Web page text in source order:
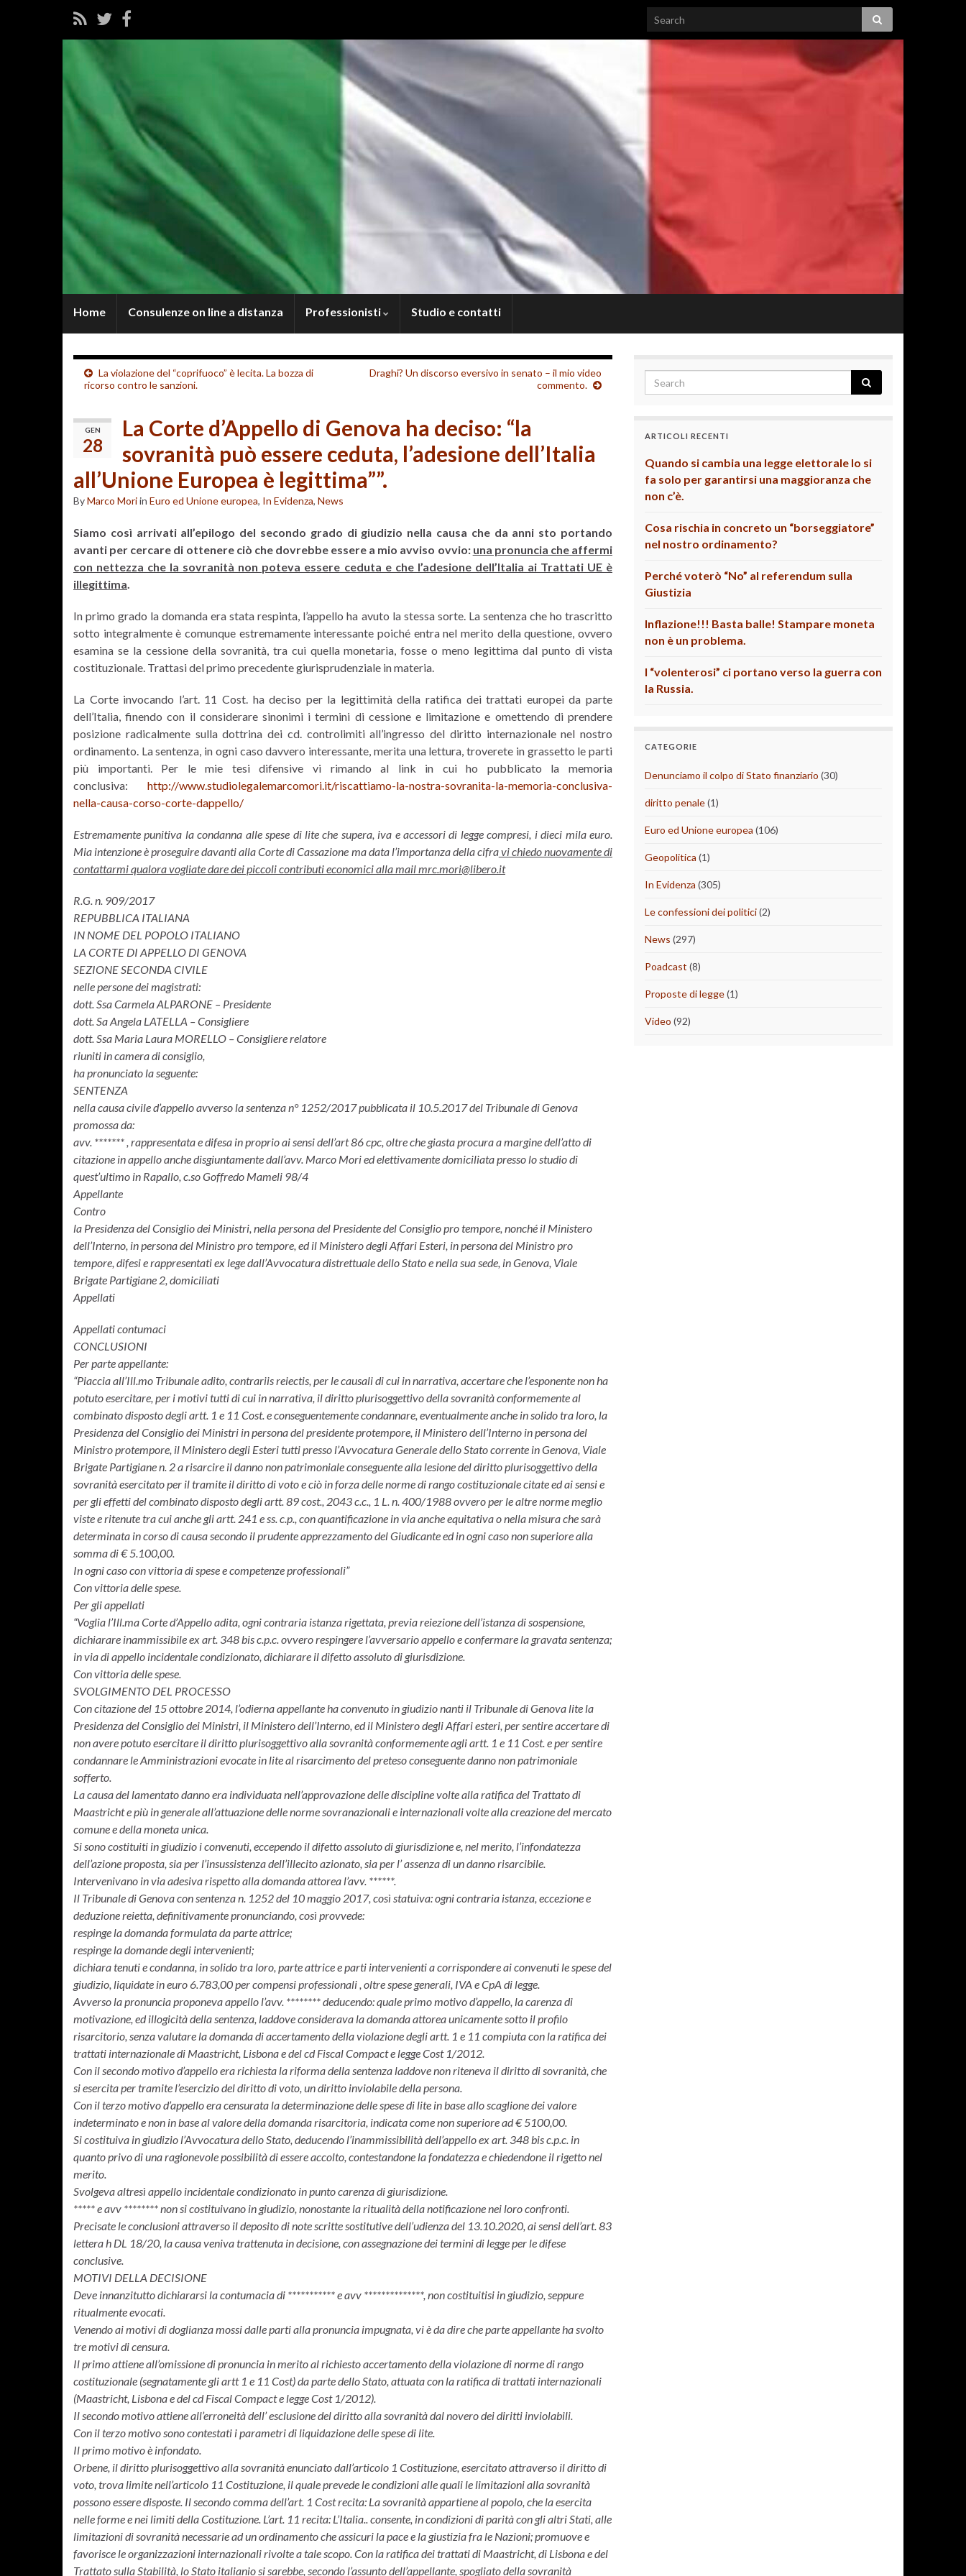
Home Consulenze on line a distanza Professionisti Studio e contatti
La violazione del “coprifuoco” è lecita. La bozza di
ricorso contro le sanzioni.
Draghi? Un discorso eversivo in senato – il mio video
commento.
GEN
28
La Corte d’Appello di Genova ha deciso: “la
sovranità può essere ceduta, l’adesione dell’Italia
all’Unione Europea è legittima””.
ByMarco Moriin Euro ed Unione europea, In Evidenza, News
Siamo così arrivati all’epilogo del secondo grado di giudizio nella causa che da anni sto portando
avanti per cercare di ottenere ciò che dovrebbe essere a mio avviso ovvio: una pronuncia che affermi
con nettezza che la sovranità non poteva essere ceduta e che l’adesione dell’Italia ai Trattati UE è
illegittima.
In primo grado la domanda era stata respinta, l’appello ha avuto la stessa sorte. La sentenza che ho trascritto
sotto integralmente è comunque estremamente interessante poiché entra nel merito della questione, ovvero
esamina se la cessione della sovranità, tra cui quella monetaria, fosse o meno legittima dal punto di vista
costituzionale. Trattasi del primo precedente giurisprudenziale in materia.
La Corte invocando l’art. 11 Cost. ha deciso per la legittimità della ratifica dei trattati europei da parte
dell’Italia, finendo con il considerare sinonimi i termini di cessione e limitazione e omettendo di prendere
posizione radicalmente sulla dottrina dei cd. controlimiti all’ingresso del diritto internazionale nel nostro
ordinamento. La sentenza, in ogni caso davvero interessante, merita una lettura, troverete in grassetto le parti
più importanti. Per le mie tesi difensive vi rimando al link in cui ho pubblicato la memoria
conclusiva: http://www.studiolegalemarcomori.it/riscattiamo-la-nostra-sovranita-la-memoria-conclusiva-
nella-causa-corso-corte-dappello/
Estremamente punitiva la condanna alle spese di lite che supera, iva e accessori di legge compresi, i dieci mila euro.
Mia intenzione è proseguire davanti alla Corte di Cassazione ma data l’importanza della cifravi chiedo nuovamente di
contattarmi qualora vogliate dare dei piccoli contributi economici alla mail mrc.mori@libero.it
R.G. n. 909/2017
REPUBBLICA ITALIANA
IN NOME DEL POPOLO ITALIANO
LA CORTE DI APPELLO DI GENOVA
SEZIONE SECONDA CIVILE
nelle persone dei magistrati:
dott. Ssa Carmela ALPARONE – Presidente
dott. Sa Angela LATELLA – Consigliere
dott. Ssa Maria Laura MORELLO – Consigliere relatore
riuniti in camera di consiglio,
ha pronunciato la seguente:
SENTENZA
nella causa civile d’appello avverso la sentenza n° 1252/2017 pubblicata il 10.5.2017 del Tribunale di Genova
promossa da:
avv. ******* , rappresentata e difesa in proprio ai sensi dell’art 86 cpc, oltre che giasta procura a margine dell’atto di
citazione in appello anche disgiuntamente dall’avv. Marco Mori ed elettivamente domiciliata presso lo studio di
quest’ultimo in Rapallo, c.so Goffredo Mameli 98/4
Appellante
Contro
la Presidenza del Consiglio dei Ministri, nella persona del Presidente del Consiglio pro tempore, nonché il Ministero
dell’Interno, in persona del Ministro pro tempore, ed il Ministero degli Affari Esteri, in persona del Ministro pro
tempore, difesi e rappresentati ex lege dall’Avvocatura distrettuale dello Stato e nella sua sede, in Genova, Viale
Brigate Partigiane 2, domiciliati
Appellati
Appellati contumaci
CONCLUSIONI
Per parte appellante:
“Piaccia all’Ill.mo Tribunale adito, contrariis reiectis, per le causali di cui in narrativa, accertare che l’esponente non ha
potuto esercitare, per i motivi tutti di cui in narrativa, il diritto plurisoggettivo della sovranità conformemente al
combinato disposto degli artt. 1 e 11 Cost. e conseguentemente condannare, eventualmente anche in solido tra loro, la
Presidenza del Consiglio dei Ministri in persona del presidente protempore, il Ministero dell’Interno in persona del
Ministro protempore, il Ministero degli Esteri tutti presso l’Avvocatura Generale dello Stato corrente in Genova, Viale
Brigate Partigiane n. 2 a risarcire il danno non patrimoniale conseguente alla lesione del diritto plurisoggettivo della
sovranità esercitato per il tramite il diritto di voto e ciò in forza delle norme di rango costituzionale citate ed ai sensi e
per gli effetti del combinato disposto degli artt. 89 cost., 2043 c.c., 1 L. n. 400/1988 ovvero per le altre norme meglio
viste e ritenute tra cui anche gli artt. 241 e ss. c.p., con quantificazione in via anche equitativa o nella misura che sarà
determinata in corso di causa secondo il prudente apprezzamento del Giudicante ed in ogni caso non superiore alla
somma di € 5.100,00.
In ogni caso con vittoria di spese e competenze professionali”
Con vittoria delle spese.
Per gli appellati
“Voglia l’Ill.ma Corte d’Appello adita, ogni contraria istanza rigettata, previa reiezione dell’istanza di sospensione,
dichiarare inammissibile ex art. 348 bis c.p.c. ovvero respingere l’avversario appello e confermare la gravata sentenza;
in via di appello incidentale condizionato, dichiarare il difetto assoluto di giurisdizione.
Con vittoria delle spese.
SVOLGIMENTO DEL PROCESSO
Con citazione del 15 ottobre 2014, l’odierna appellante ha convenuto in giudizio nanti il Tribunale di Genova lite la
Presidenza del Consiglio dei Ministri, il Ministero dell’Interno, ed il Ministero degli Affari esteri, per sentire accertare di
non avere potuto esercitare il diritto plurisoggettivo alla sovranità conformemente agli artt. 1 e 11 Cost. e per sentire
condannare le Amministrazioni evocate in lite al risarcimento del preteso conseguente danno non patrimoniale
sofferto.
La causa del lamentato danno era individuata nell’approvazione delle discipline volte alla ratifica del Trattato di
Maastricht e più in generale all’attuazione delle norme sovranazionali e internazionali volte alla creazione del mercato
comune e della moneta unica.
Si sono costituiti in giudizio i convenuti, eccependo il difetto assoluto di giurisdizione e, nel merito, l’infondatezza
dell’azione proposta, sia per l’insussistenza dell’illecito azionato, sia per l’ assenza di un danno risarcibile.
Intervenivano in via adesiva rispetto alla domanda attorea l’avv. ******.
Il Tribunale di Genova con sentenza n. 1252 del 10 maggio 2017, così statuiva: ogni contraria istanza, eccezione e
deduzione reietta, definitivamente pronunciando, così provvede:
respinge la domanda formulata da parte attrice;
respinge la domande degli intervenienti;
dichiara tenuti e condanna, in solido tra loro, parte attrice e parti intervenienti a corrispondere ai convenuti le spese del
giudizio, liquidate in euro 6.783,00 per compensi professionali , oltre spese generali, IVA e CpA di legge.
Avverso la pronuncia proponeva appello l’avv. ******** deducendo: quale primo motivo d’appello, la carenza di
motivazione, ed illogicità della sentenza, laddove considerava la domanda attorea unicamente sotto il profilo
risarcitorio, senza valutare la domanda di accertamento della violazione degli artt. 1 e 11 compiuta con la ratifica dei
trattati internazionale di Maastricht, Lisbona e del cd Fiscal Compact e legge Cost 1/2012.
Con il secondo motivo d’appello era richiesta la riforma della sentenza laddove non riteneva il diritto di sovranità, che
si esercita per tramite l’esercizio del diritto di voto, un diritto inviolabile della persona.
Con il terzo motivo d’appello era censurata la determinazione delle spese di lite in base allo scaglione dei valore
indeterminato e non in base al valore della domanda risarcitoria, indicata come non superiore ad € 5100,00.
Si costituiva in giudizio l’Avvocatura dello Stato, deducendo l’inammissibilità dell’appello ex art. 348 bis c.p.c. in
quanto privo di una ragionevole possibilità di essere accolto, contestandone la fondatezza e chiedendone il rigetto nel
merito.
Svolgeva altresì appello incidentale condizionato in punto carenza di giurisdizione.
***** e avv ******** non si costituivano in giudizio, nonostante la ritualità della notificazione nei loro confronti.
Precisate le conclusioni attraverso il deposito di note scritte sostitutive dell’udienza del 13.10.2020, ai sensi dell’art. 83
lettera h DL 18/20, la causa veniva trattenuta in decisione, con assegnazione dei termini di legge per le difese
conclusive.
MOTIVI DELLA DECISIONE
Deve innanzitutto dichiararsi la contumacia di *********** e avv **************, non costituitisi in giudizio, seppure
ritualmente evocati.
Venendo ai motivi di doglianza mossi dalle parti alla pronuncia impugnata, vi è da dire che parte appellante ha svolto
tre motivi di censura.
Il primo attiene all’omissione di pronuncia in merito al richiesto accertamento della violazione di norme di rango
costituzionale (segnatamente gli artt 1 e 11 Cost) da parte dello Stato, attuata con la ratifica di trattati internazionali
(Maastricht, Lisbona e del cd Fiscal Compact e legge Cost 1/2012).
Il secondo motivo attiene all’erroneità dell’ esclusione del diritto alla sovranità dal novero dei diritti inviolabili.
Con il terzo motivo sono contestati i parametri di liquidazione delle spese di lite.
Il primo motivo è infondato.
Orbene, il diritto plurisoggettivo alla sovranità enunciato dall’articolo 1 Costituzione, esercitato attraverso il diritto di
voto, trova limite nell’articolo 11 Costituzione, il quale prevede le condizioni alle quali le limitazioni alla sovranità
possono essere disposte. Il secondo comma dell’art. 1 Cost recita: La sovranità appartiene al popolo, che la esercita
nelle forme e nei limiti della Costituzione. L’art. 11 recita: L’Italia.. consente, in condizioni di parità con gli altri Stati, alle
limitazioni di sovranità necessarie ad un ordinamento che assicuri la pace e la giustizia fra le Nazioni; promuove e
favorisce le organizzazioni internazionali rivolte a tale scopo. Con la ratifica dei trattati di Maastricht, di Lisbona e del
Trattato sulla Stabilità, lo Stato italianio si sarebbe, secondo l’assunto dell’appellante, spogliato della sovranità
ARTICOLI RECENTI
Quando si cambia una legge elettorale lo si
fa solo per garantirsi una maggioranza che
non c’è.
Cosa rischia in concreto un “borseggiatore”
nel nostro ordinamento?
Perché voterò “No” al referendum sulla
Giustizia
Inflazione!!! Basta balle! Stampare moneta
non è un problema.
I “volenterosi” ci portano verso la guerra con
la Russia.
CATEGORIE
Denunciamo il colpo di Stato finanziario (30)
diritto penale(1)
Euro ed Unione europea (106)
Geopolitica (1)
In Evidenza (305)
Le confessioni dei politici(2)
News (297)
Poadcast (8)
Proposte di legge(1)
Video (92)